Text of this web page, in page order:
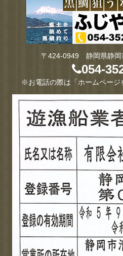
〒424-0949 静岡県静岡
054-
※お電話の際は「ホームページ